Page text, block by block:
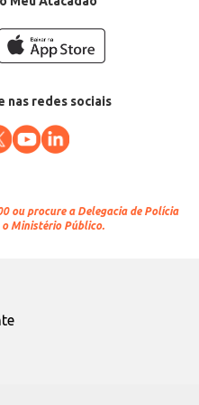
nas redes sociais
ou procure a Delegacia de Polícia
Ministério Público.